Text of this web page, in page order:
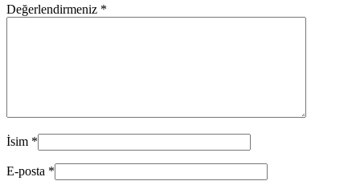
Değerlendirmeniz *
İsim *
E-posta *